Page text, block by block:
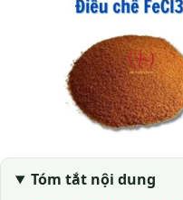
Tóm tắt nội dung